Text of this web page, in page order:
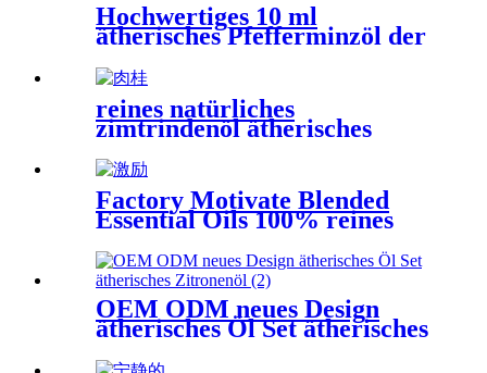
Hochwertiges 10 ml
ätherisches Pfefferminzöl der
Massagelufterfrischung
reines natürliches
zimtrindenöl ätherisches
stressabbau
Factory Motivate Blended
Essential Oils 100% reines
OEM ODM neues Design
ätherisches Öl Set ätherisches